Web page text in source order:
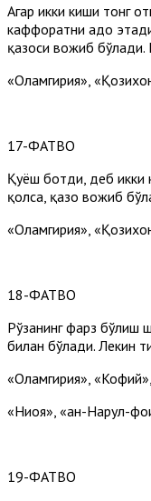
Агар икки киши тонг
каффоратни адо этади.
қазоси вожиб бўлади.
«Оламгирия»,
17-ФАТВО
Қуёш ботди, деб икки
қолса, қазо вожиб
«Оламгирия»,
18-ФАТВО
Рўзанинг фарз бўлиш
билан бўлади. Лекин
«Оламгирия», «Кофий»,
«Ниҳоя», «ан-Наҳрул-
19-ФАТВО